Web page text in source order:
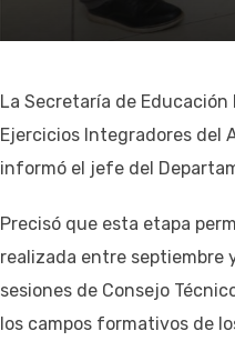
La Secretaría de
Ejercicios Integradores del
informó el jefe del
Precisó que esta etapa
realizada entre septiembre
sesiones de Consejo
los campos formativos de